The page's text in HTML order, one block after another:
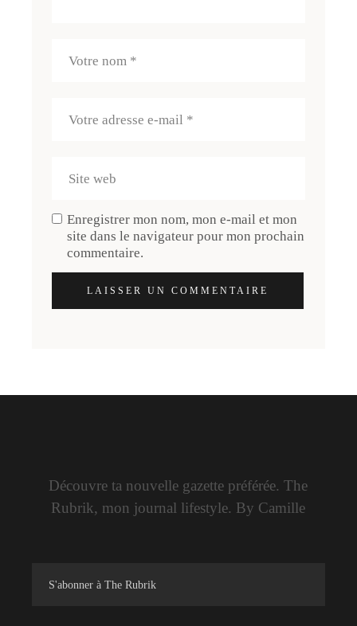
Enregistrer mon nom, mon e-mail et mon
site dans le navigateur pour mon prochain
commentaire.
LAISSER UN COMMENTAIRE
Découvre ta nouvelle gazette préférée. The
Rubrik, mon journal lifestyle. By Camille